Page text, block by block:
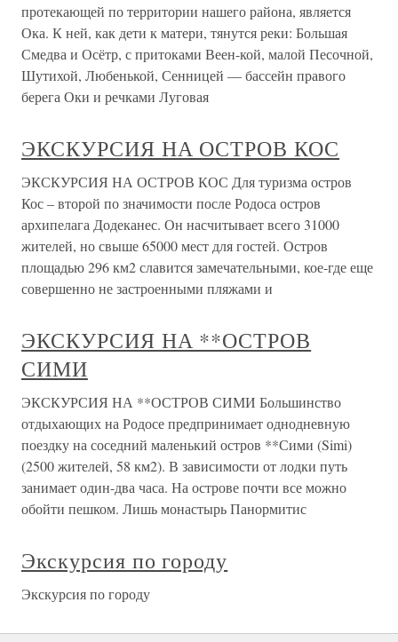
протекающей по территории нашего района, является
Ока. К ней, как дети к матери, тянутся реки: Большая
Смедва и Осётр, с притоками Веен-кой, малой Песочной,
Шутихой, Любенькой, Сенницей — бассейн правого
берега Оки и речками Луговая
ЭКСКУРСИЯ НА ОСТРОВ КОС
ЭКСКУРСИЯ НА ОСТРОВ КОС Для туризма остров
Кос – второй по значимости после Родоса остров
архипелага Додеканес. Он насчитывает всего 31000
жителей, но свыше 65000 мест для гостей. Остров
площадью 296 км2 славится замечательными, кое-где еще
совершенно не застроенными пляжами и
ЭКСКУРСИЯ НА **ОСТРОВ
СИМИ
ЭКСКУРСИЯ НА **ОСТРОВ СИМИ Большинство
отдыхающих на Родосе предпринимает однодневную
поездку на соседний маленький остров **Сими (Simi)
(2500 жителей, 58 км2). В зависимости от лодки путь
занимает один-два часа. На острове почти все можно
обойти пешком. Лишь монастырь Панормитис
Экскурсия по городу
Экскурсия по городу